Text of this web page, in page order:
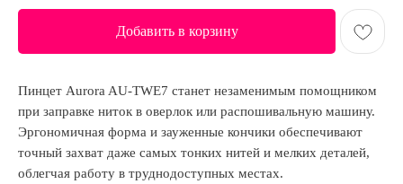
Добавить в корзину
Пинцет Aurora AU-TWE7 станет незаменимым помощником
при заправке ниток в оверлок или распошивальную машину.
Эргономичная форма и зауженные кончики обеспечивают
точный захват даже самых тонких нитей и мелких деталей,
облегчая работу в труднодоступных местах.